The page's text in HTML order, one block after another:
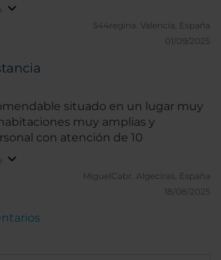
544regina. Valencia, España
01/09/2025
situado en un lugar muy
muy amplias y
con atención de 10
MiguelCabr. Algeciras, España
18/08/2025